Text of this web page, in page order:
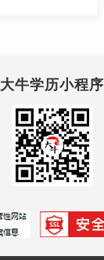
大牛学历小程序